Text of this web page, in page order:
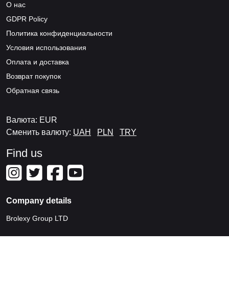
О нас
GDPR Policy
Политика конфиденциальности
Условия использования
Оплата и доставка
Возврат покупок
Обратная связь
Валюта: EUR
Сменить валюту: UAH PLN TRY
Find us
Company details
Brolexy Group LTD